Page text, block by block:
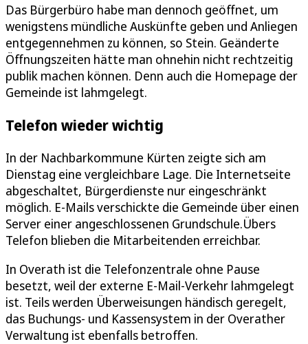
Das Bürgerbüro habe man dennoch geöffnet, um
wenigstens mündliche Auskünfte geben und Anliegen
entgegennehmen zu können, so Stein. Geänderte
Öffnungszeiten hätte man ohnehin nicht rechtzeitig
publik machen können. Denn auch die Homepage der
Gemeinde ist lahmgelegt.
Telefon wieder wichtig
In der Nachbarkommune Kürten zeigte sich am
Dienstag eine vergleichbare Lage. Die Internetseite
abgeschaltet, Bürgerdienste nur eingeschränkt
möglich. E-Mails verschickte die Gemeinde über einen
Server einer angeschlossenen Grundschule.Übers
Telefon blieben die Mitarbeitenden erreichbar.
In Overath ist die Telefonzentrale ohne Pause
besetzt, weil der externe E-Mail-Verkehr lahmgelegt
ist. Teils werden Überweisungen händisch geregelt,
das Buchungs- und Kassensystem in der Overather
Verwaltung ist ebenfalls betroffen.